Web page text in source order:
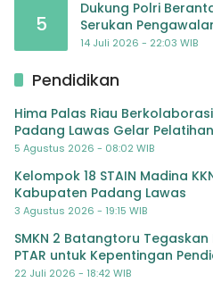
5
Dukung Polri
Serukan
Jampidsus hingga
14 Juli 2026 - 22:03 WIB
Pendidikan
Hima Palas Riau
Padang Lawas Gelar
Padang Lawas
5 Agustus 2026 - 08:02 WIB
Kelompok 18 STAIN Madina
Kabupaten Padang Lawas
3 Agustus 2026 - 19:15 WIB
SMKN 2 Batangtoru
PTAR untuk Kepentingan
22 Juli 2026 - 18:42 WIB